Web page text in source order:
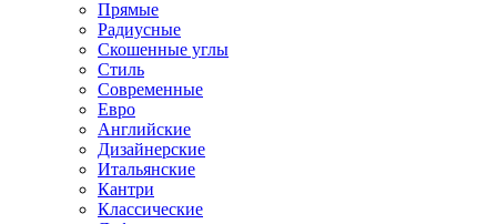
Прямые
Радиусные
Скошенные углы
Стиль
Современные
Евро
Английские
Дизайнерские
Итальянские
Кантри
Классические